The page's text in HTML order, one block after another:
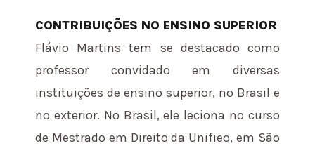
CONTRIBUIÇÕES NO ENSINO SUPERIOR
Flávio Martins tem se destacado como
professor convidado em diversas
instituições de ensino superior, no Brasil e
no exterior. No Brasil, ele leciona no curso
de Mestrado em Direito da Unifieo, em São